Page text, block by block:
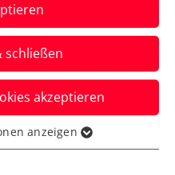
geht an
schließen
akzeptieren
grundlegende
anzeigen